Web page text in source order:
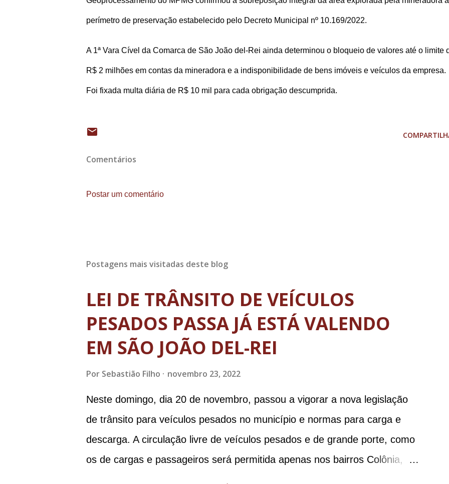
perímetro de preservação estabelecido pelo Decreto Municipal nº 10.169/2022.
A 1ª Vara Cível da Comarca de São João del-Rei ainda determinou o bloqueio de valores até o limite
R$ 2 milhões em contas da mineradora e a indisponibilidade de bens imóveis e veículos da empresa.
Foi fixada multa diária de R$ 10 mil para cada obrigação descumprida.
Comentários
Postar um comentário
Postagens mais visitadas deste blog
LEI DE TRÂNSITO DE VEÍCULOS
PESADOS PASSA JÁ ESTÁ VALENDO
EM SÃO JOÃO DEL-REI
Por Sebastião Filho novembro 23, 2022
Neste domingo, dia 20 de novembro, passou a vigorar a nova legislação
de trânsito para veículos pesados no município e normas para carga e
descarga. A circulação livre de veículos pesados e de grande porte, como
os de cargas e passageiros será permitida apenas nos bairros Colônia,